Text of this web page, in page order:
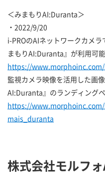
＜みまもりAI:Duranta＞
・2022/9/20
i-PROのAIネットワークカメ
まもりAI:Duranta』が利用可
https://
監視カメラ映像を活用した画
AI:Duranta』のランディング
https://
mais_duranta
株式会社モルフ